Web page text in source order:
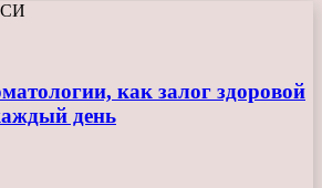
как залог здоровой
день